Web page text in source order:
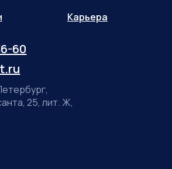
60
Карьера
25, лит. Ж,